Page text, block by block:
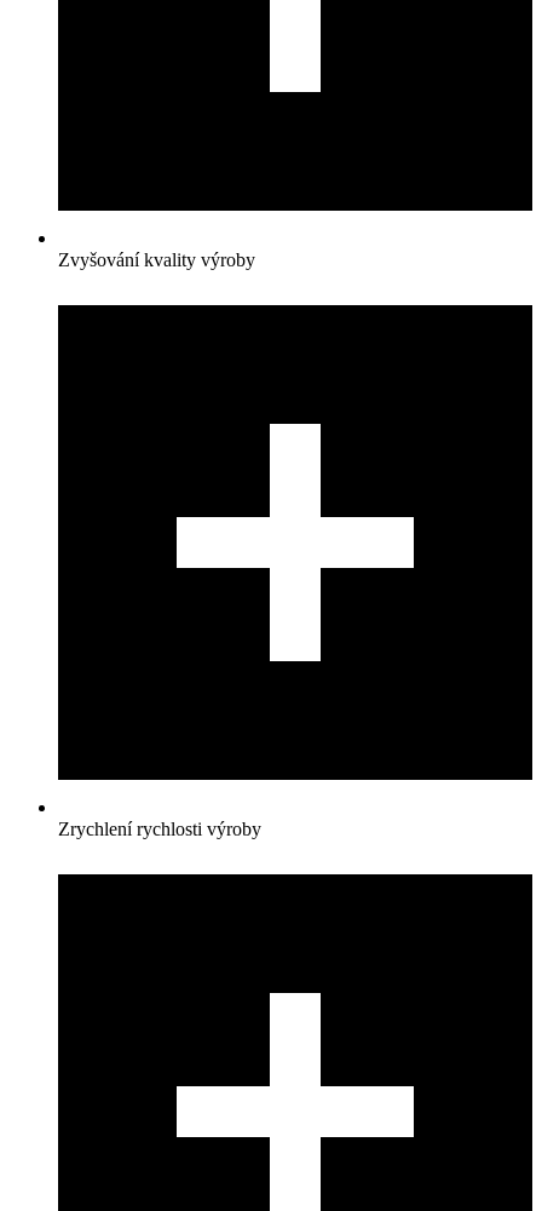
Zvyšování kvality výroby
Zrychlení rychlosti výroby